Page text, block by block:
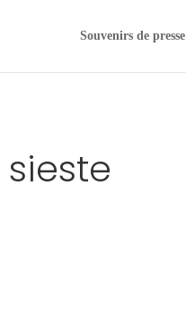
Souvenirs de presse